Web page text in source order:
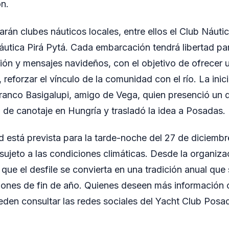
clubes náuticos locales, entre ellos el Club
Pirá Pytá. Cada embarcación tendrá libertad
y mensajes navideños, con el objetivo de ofrecer
reforzar el vínculo de la comunidad con el río. La
Basigalupi, amigo de Vega, quien presenció un
canotaje en Hungría y trasladó la idea a Posadas.
está prevista para la tarde-noche del 27 de
a las condiciones climáticas. Desde la
el desfile se convierta en una tradición anual
de fin de año. Quienes deseen más información
consultar las redes sociales del Yacht Club